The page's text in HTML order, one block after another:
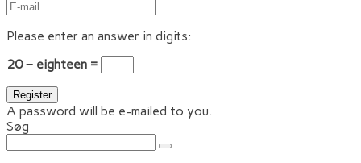
Please enter an answer in digits:
20 − eighteen =
A password will be e-mailed to you.
Søg